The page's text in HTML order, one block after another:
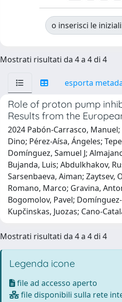
o inserisci le
Mostrati risultati da 4 a 4 di 4
esporta
Role of proton pump
Results from the
2024 Pabón-Carrasco,
Dino; Pérez-Aísa, Ángeles;
Domínguez, Samuel J;
Bujanda, Luis; Abdulkhakov,
Sarsenbaeva, Aiman; Zaytsev,
Romano, Marco; Gravina,
Bogomolov, Pavel;
Kupčinskas, Juozas; Cano-
Mostrati risultati da 4 a 4 di 4
Legenda icone
file ad accesso aperto
file disponibili sulla rete